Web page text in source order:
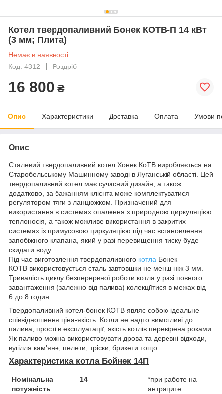
Котел твердопаливний Бонек КОТВ-П 14 кВт
(3 мм; Плита)
Немає в наявності
Код: 4312
Роздріб
16 800 ₴
Опис Характеристики Доставка Оплата Умови
Опис
Сталевий твердопаливний котел Хонек КоТВ виробляється на
Старобельському Машинному заводі в Луганській області. Цей
твердопаливний котел має сучасний дизайн, а також
додатково, за бажанням клієнта може комплектуватися
регулятором тяги з ланцюжком. Призначений для
використання в системах опалення з природною циркуляцією
теплоносія, а також можливе використання в закритих
системах із примусовою циркуляцією під час встановлення
запобіжного клапана, який у разі перевищення тиску буде
скидати воду.
Під час виготовлення твердопаливного котла Бонек
КОТВ використовується сталь завтовшки не менш ніж 3 мм.
Тривалість циклу безперервної роботи котла у разі повного
завантаження (залежно від палива) колекціїтися в межах від
6 до 8 годин.
Твердопаливний котел-бонек КОТВ являє собою ідеальне
співвідношення ціна-якість. Котли не надто вимогливі до
палива, прості в експлуатації, якість котлів перевірена роками.
Як паливо можна використовувати дрова та деревні відходи,
вугілля кам'яне, пелети, тріски, брикети тощо.
Характеристика котла Бойнек 14П
Номінальна
потужність
14
*при работе на
антраците